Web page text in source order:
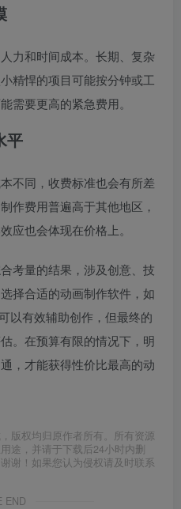
力和时间成本。长期、复杂
精悍的项目可能按分钟或工
需要更高的紧急费用。
平
不同，收费标准也会有所差
作费用普遍高于其他地区，
应也会体现在价格上。
考量的结果，涉及创意、技
择合适的动画制作软件，如
以有效辅助创作，但最终的
。在预算有限的情况下，明
，才能获得性价比最高的动
版权均归原作者所有。所有资源
途，并请于下载后24小时内删
谢！如果您认为侵权请及时联系
END